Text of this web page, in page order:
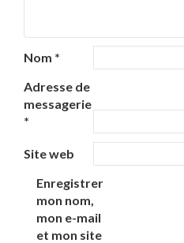
Nom *
Adresse de
messagerie
*
Site web
Enregistrer
mon nom,
mon e-mail
et mon site